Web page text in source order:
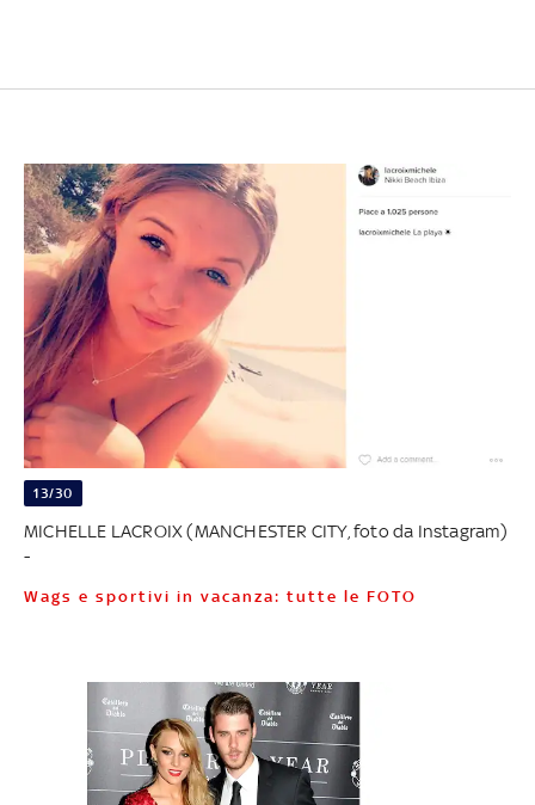
13/30
MICHELLE LACROIX (MANCHESTER CITY, foto da Instagram)
-
Wags e sportivi in vacanza: tutte le FOTO